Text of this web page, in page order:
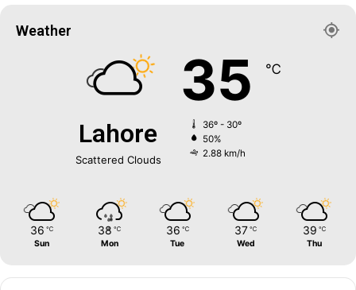
Weather
Lahore
Scattered Clouds
35 ℃
36º - 30º
50%
2.88 km/h
36 ℃
Sun
38 ℃
Mon
36 ℃
Tue
37 ℃
Wed
39 ℃
Thu